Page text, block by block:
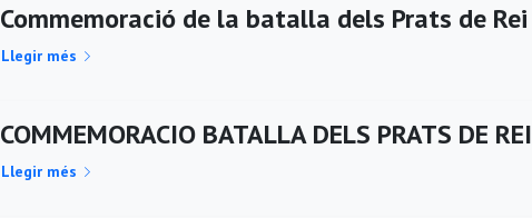
Commemoració de la batalla dels Prats de Rei
Llegir més
COMMEMORACIO BATALLA DELS PRATS DE REI
Llegir més